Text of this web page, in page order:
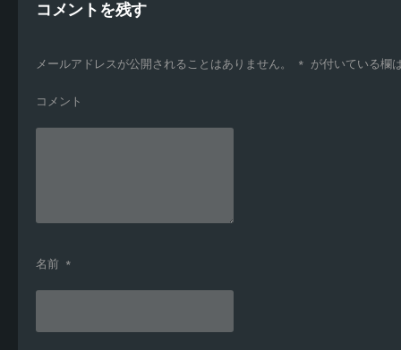
コメントを残す
メールアドレスが公開されることはありません。 * が付いている欄
コメント
名前 *